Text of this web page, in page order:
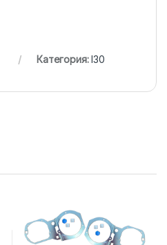
Категория:I30